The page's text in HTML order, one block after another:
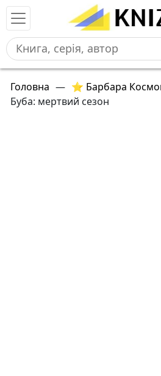
Головна — ⭐ Барбара
Буба: мертвий сезон